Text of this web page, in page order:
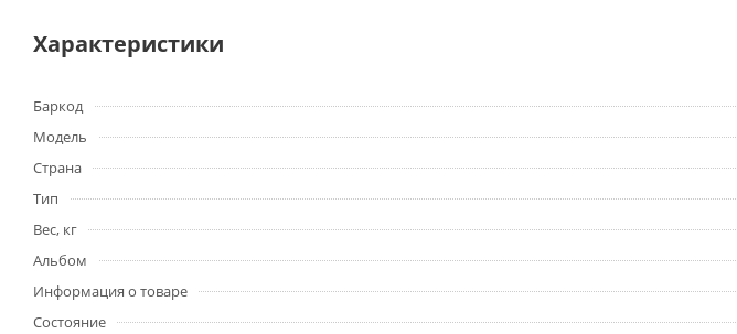
Характеристики
Баркод
Модель
Страна
Тип
Вес, кг
Альбом
Информация о товаре
Состояние